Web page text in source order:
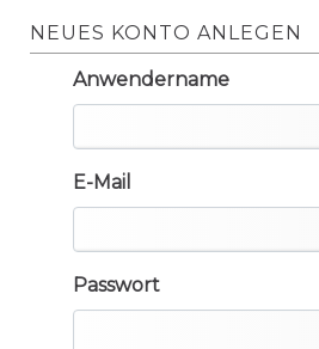
NEUES KONTO ANLEGEN
Anwendername
E-Mail
Passwort